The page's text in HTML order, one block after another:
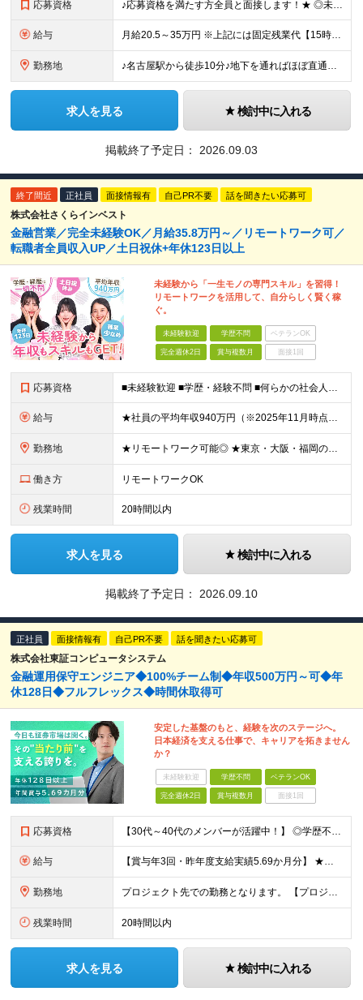
応募資格 ♪応募資格を満たす方全員と面接します！★ ◎未経験＆ブランクOK ◎高校卒業程度の学力を有すること ◎性別不問
給与 月給20.5～35万円 ※上記には固定残業代【15時間相当額(2.4万円～4.2万円)】が含まれます ※15時間を超えた分は別途支給 ※経験や能力、前職の年収を考慮し最大35万円を限度に当社規程によ
勤務地 ♪名古屋駅から徒歩10分♪地下を通ればほぼ直通！ 【住友生命保険相互会社 名古屋支社】 愛知県名古屋市中村区名駅南2-14-19 住友生命名古屋ビル 14階：中川新栄支部 19階：名古屋支部 ※上記
求人を見る 検討中に入れる
掲載終了予定日： 2026.09.03
終了間近 正社員 面接情報有 自己PR不要 話を聞きたい応募可
株式会社さくらインベスト
金融営業／完全未経験OK／月給35.8万円～／リモートワーク可／
転職者全員収入UP／土日祝休+年休123日以上
未経験から「一生モノの専門スキル」を習得！
リモートワークを活用して、自分らしく賢く稼
ぐ。
未経験歓迎 学歴不問 ベテランOK
完全週休2日 賞与複数月 面接1回
応募資格 ■未経験歓迎 ■学歴・経験不問 ■何らかの社会人経験がある方 ＜こんな方に向いています！＞ ・将来役立つ知識を⾝につけたい⽅ ・頑張った分評価されたい方 ・新しいことを学ぶのが好きな方 ・趣味
給与 ★社員の平均年収940万円（※2025年11月時点） ★転職者は全員収入アップを実現 ★入社半年で昇給した実績あり！ 月給35万8,000円～（固定残業代含む）＋インセンティブ ＋賞与（年2回）
勤務地 ★リモートワーク可能◎ ★東京・大阪・福岡の3拠点で募集中／ご希望の勤務地で配属します ★転勤なし ＜東京支店＞ 東京都港区三田1丁目4番28号 三田国際ビル2階 ＜大阪本社＞ 大阪府大阪市北区梅
働き方 リモートワークOK
残業時間 20時間以内
求人を見る 検討中に入れる
掲載終了予定日： 2026.09.10
正社員 面接情報有 自己PR不要 話を聞きたい応募可
株式会社東証コンピュータシステム
金融運用保守エンジニア◆100%チーム制◆年収500万円～可◆年
休128日◆フルフレックス◆時間休取得可
安定した基盤のもと、経験を次のステージへ。
日本経済を支える仕事で、キャリアを拓きません
か？
未経験歓迎 学歴不問 ベテランOK
完全週休2日 賞与複数月 面接1回
応募資格 【30代～40代のメンバーが活躍中！】 ◎学歴不問 ◎システム運用・保守の実務経験をお持ちの方 ◎リーダーまたはプロジェクトマネジメント経験がある、または挑戦したい方 ★インフラエンジニアとして次の
給与 【賞与年3回・昨年度支給実績5.69か月分】 ★想定年収500万円～ ★前職給与考慮あり 月給27万円～59万円 +残業代全額支給(1分単位、監督職以下) +人事評価による賞与年2回（4月/10月）
勤務地 プロジェクト先での勤務となります。 【プロジェクト先】 ◆東京都内 ※本社／東京都港区虎ノ門5-13-1 虎ノ門40MTビル 8F ※原則として転居を伴う転勤はありません ※(変更の範囲)上記を除
残業時間 20時間以内
求人を見る 検討中に入れる